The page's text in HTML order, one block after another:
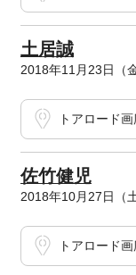
土居誠
2018年11月23日（
トアロード
佐竹健児
2018年10月27日（
トアロード